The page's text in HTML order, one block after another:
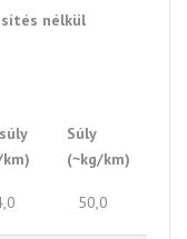
nélkül
Súly
(~kg/km)
50,0